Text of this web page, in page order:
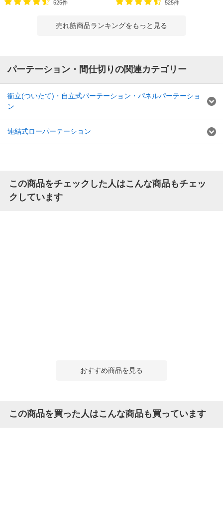
525件 525件
売れ筋商品ランキングをもっと見る
パーテーション・間仕切りの関連カテゴリー
衝立(ついたて)・自立式パーテーション・パネルパーテーショ
ン
連結式ローパーテーション
この商品をチェックした人はこんな商品もチェッ
クしています
おすすめ商品を見る
この商品を買った人はこんな商品も買っています